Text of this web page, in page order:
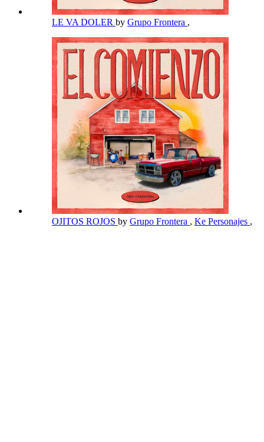
LE VA DOLER by Grupo Frontera ,
OJITOS ROJOS by Grupo Frontera , Ke Personajes ,